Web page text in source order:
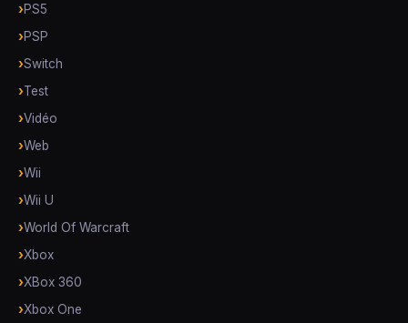
PS5
PSP
Switch
Test
Vidéo
Web
Wii
Wii U
World Of Warcraft
Xbox
XBox 360
Xbox One